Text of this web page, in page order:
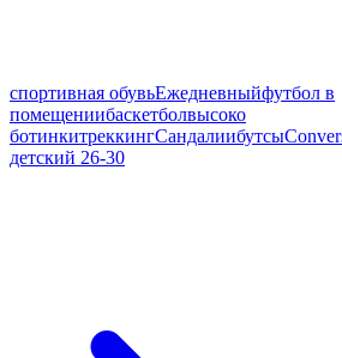
спортивная обувьЕжедневныйфутбол в
помещениибаскетболвысоко
ботинкитреккингСандалиибутсы
детский 26-30